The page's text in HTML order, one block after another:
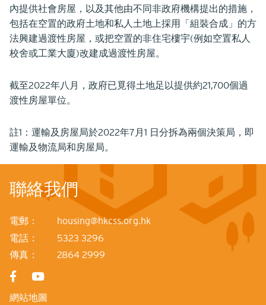
內提供社會房屋，以及其他由不同非政府機構提出的措施，
包括在空置的政府土地和私人土地上採用「組裝合成」的方
法興建過渡性房屋，或把空置的非住宅樓宇(例如空置私人
校舍或工業大廈)改建成過渡性房屋。
截至2022年八月，政府已覓得土地足以提供約21,700個過
渡性房屋單位。
註1：運輸及房屋局於2022年7月1 日分拆為兩個決策局，即
運輸及物流局和房屋局。
聯絡我們
電郵：
housing@hkcss.org.hk
電話：
5323 3296
傳真：
2864 2999
網站地圖